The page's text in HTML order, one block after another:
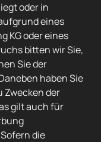
oder in
eines
KG oder eines
bitten wir Sie,
Sie der
haben Sie
Zwecken der
gilt auch für
die